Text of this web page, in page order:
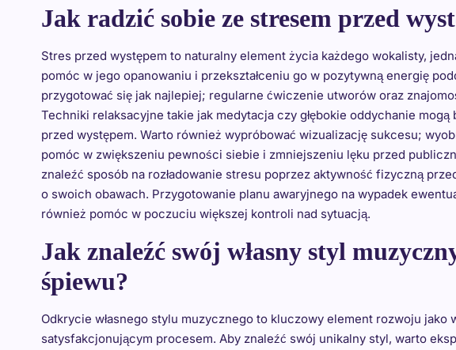
Jak radzić sobie ze stresem przed
Stres przed występem to naturalny element życia każdego wokalisty,
pomóc w jego opanowaniu i przekształceniu go w pozytywną energię
przygotować się jak najlepiej; regularne ćwiczenie utworów oraz
Techniki relaksacyjne takie jak medytacja czy głębokie oddychanie
przed występem. Warto również wypróbować wizualizację sukcesu;
pomóc w zwiększeniu pewności siebie i zmniejszeniu lęku przed
znaleźć sposób na rozładowanie stresu poprzez aktywność fizyczną
o swoich obawach. Przygotowanie planu awaryjnego na wypadek
również pomóc w poczuciu większej kontroli nad sytuacją.
Jak znaleźć swój własny styl
śpiewu?
Odkrycie własnego stylu muzycznego to kluczowy element rozwoju jako
satysfakcjonującym procesem. Aby znaleźć swój unikalny styl, warto